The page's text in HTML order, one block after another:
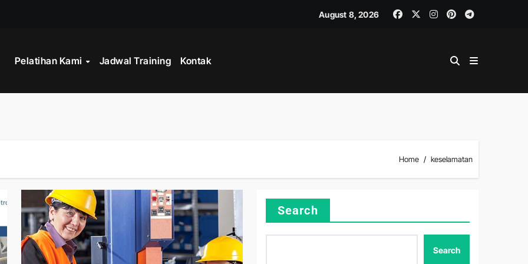
LOGISTIK
RECORDS MANAGEMENT
ARSIP
PROCESSING
August 8, 2026
Pelatihan Kami Jadwal Training Kontak
Home keselamatan
Search
Search